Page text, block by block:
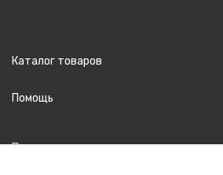
Каталог товаров
Помощь
Политика персональных данных